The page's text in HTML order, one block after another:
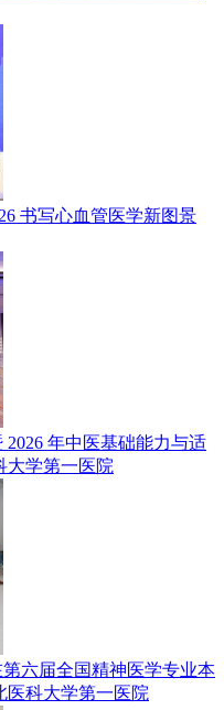
书写心血管医学新图景
年中医基础能力与适
大学第一医院
六届全国精神医学专业本
医科大学第一医院